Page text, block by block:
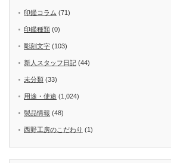
印鑑コラム (71)
印鑑種類 (0)
彫刻文字 (103)
新人スタッフ日記 (44)
未分類 (33)
用途・使途 (1,024)
製品情報 (48)
西野工房のこだわり (1)